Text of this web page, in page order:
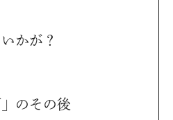
かが？
のその後